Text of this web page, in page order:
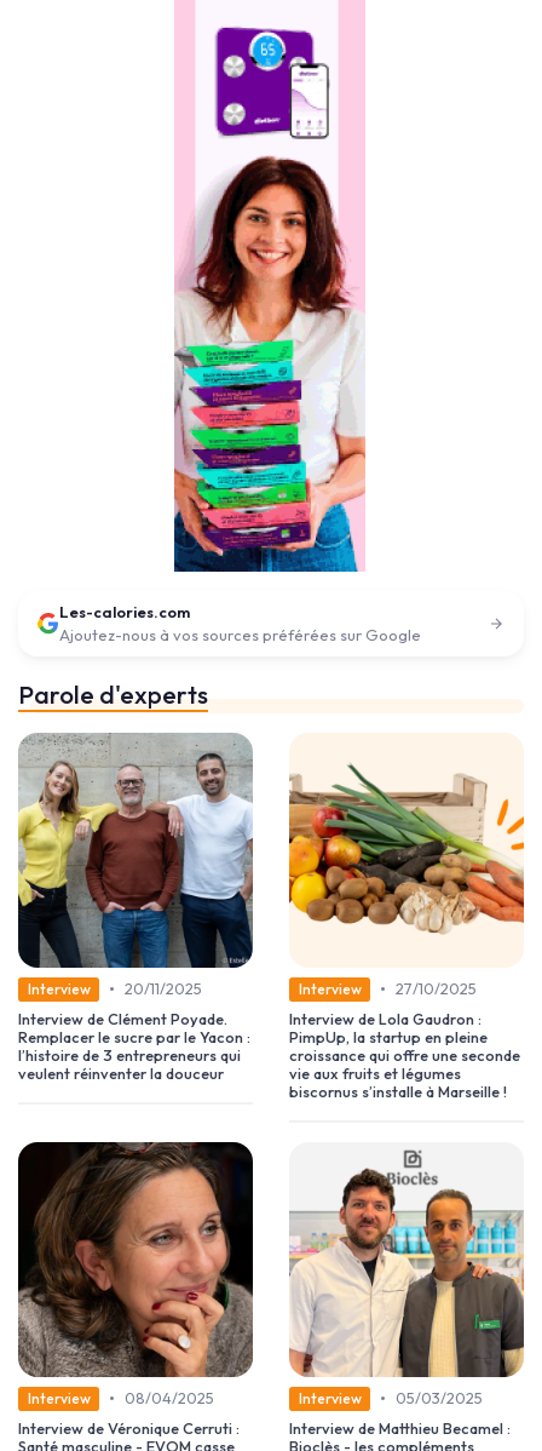
Les-calories.com
Ajoutez-nous à vos sources préférées sur Google
Parole d'experts
Interview • 20/11/2025
Interview de Clément Poyade.
Remplacer le sucre par le Yacon :
l’histoire de 3 entrepreneurs qui
veulent réinventer la douceur
Interview • 27/10/2025
Interview de Lola Gaudron :
PimpUp, la startup en pleine
croissance qui offre une seconde
vie aux fruits et légumes
biscornus s’installe à Marseille !
Interview •
08/04/2025
Interview de Véronique Cerruti :
Santé masculine - EVOM casse
Interview •
05/03/2025
Interview de Matthieu Becamel :
Bioclès - les compléments